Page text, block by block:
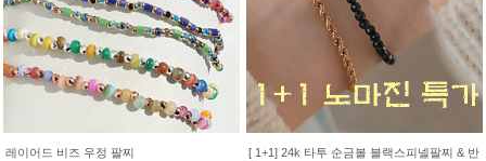
레이어드 비즈 우정 팔찌
[ 1+1] 24k 타투 순금볼 블랙스피넬팔찌 & 반